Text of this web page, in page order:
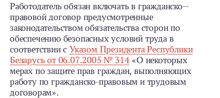
Работодатель обязан включать в граж­данско-­
правовой договор предусмотренные
законодательством обязательства сторон по
обеспечению безопасных условий труда в
соответствии сУказом Президента Республики
Беларусь от 06.07.2005 № 314«О некоторых
мерах по защите прав граждан, выполняющих
работу по гражданско-­правовым и трудовым
договорам».